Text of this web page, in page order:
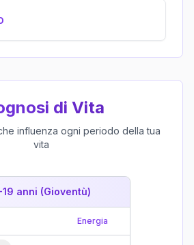
di Vita
influenza ogni periodo della tua
vita
anni (Gioventù)
Energia